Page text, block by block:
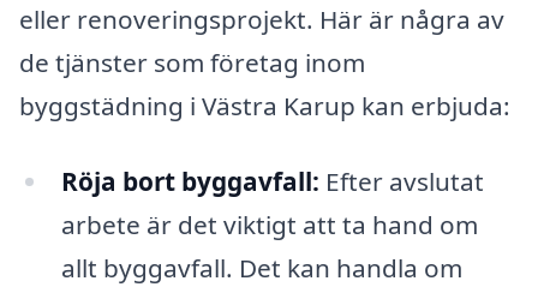
eller renoveringsprojekt. Här är några av
de tjänster som företag inom
byggstädning i Västra Karup kan erbjuda:
Röja bort byggavfall: Efter avslutat
arbete är det viktigt att ta hand om
allt byggavfall. Det kan handla om